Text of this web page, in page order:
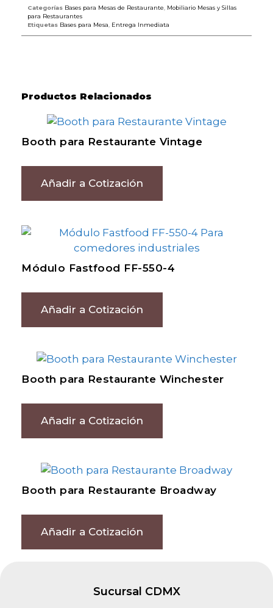
Categorías Bases para Mesas de Restaurante
Mobiliario Mesas y Sillas
para Restaurantes
Etiquetas Bases para Mesa Entrega Inmediata
Productos Relacionados
Booth para Restaurante Vintage
Añadir a Cotización
Módulo Fastfood FF-550-4
Añadir a Cotización
Booth para Restaurante Winchester
Añadir a Cotización
Booth para Restaurante Broadway
Añadir a Cotización
Sucursal CDMX